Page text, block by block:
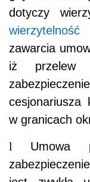
dotyczy
wierzytelność
zawarcia
iż przelew
cesjonariusza
w granicach
l Umowa